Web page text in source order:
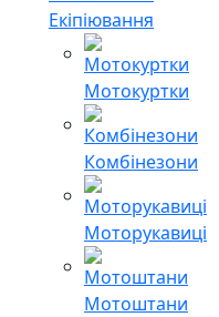
Екіпіювання
Мотокуртки
Комбінезони
Моторукавиці
Мотоштани